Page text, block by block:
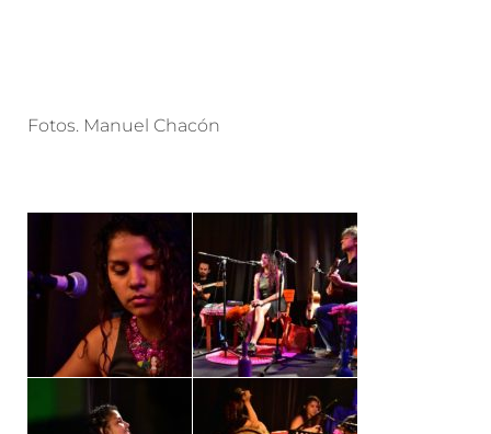
Fotos. Manuel Chacón